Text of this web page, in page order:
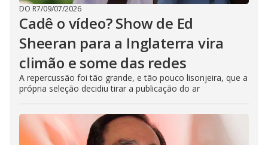
DO R7/09/07/2026
Cadê o vídeo? Show de Ed
Sheeran para a Inglaterra vira
climão e some das redes
A repercussão foi tão grande, e tão pouco lisonjeira, que a
própria seleção decidiu tirar a publicação do ar